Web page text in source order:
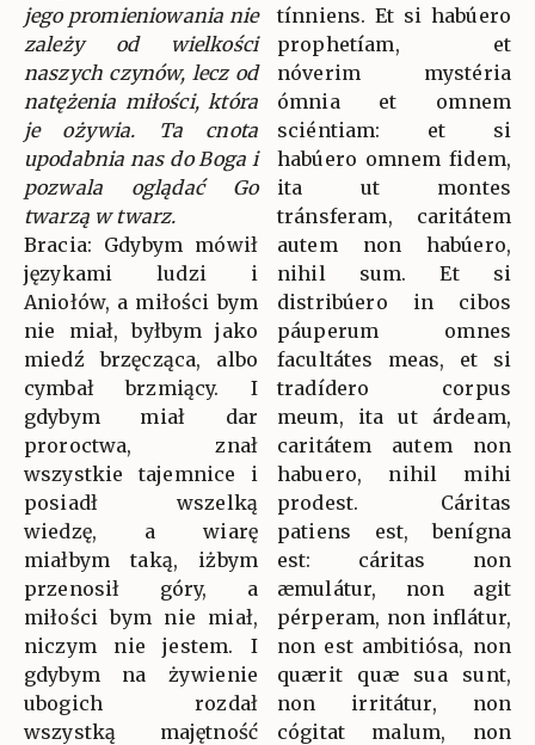
jego promieniowania nie
zależy od wielkości
naszych czynów, lecz od
natężenia miłości, która
je ożywia. Ta cnota
upodabnia nas do Boga i
pozwala oglądać Go
twarzą w twarz.
Bracia: Gdybym mówił
językami ludzi i
Aniołów, a miłości bym
nie miał, byłbym jako
miedź brzęcząca, albo
cymbał brzmiący. I
gdybym miał dar
proroctwa, znał
wszystkie tajemnice i
posiadł wszelką
wiedzę, a wiarę
miałbym taką, iżbym
przenosił góry, a
miłości bym nie miał,
niczym nie jestem. I
gdybym na żywienie
ubogich rozdał
wszystką majętność
tínniens. Et si habúero
prophetíam, et
nóverim mystéria
ómnia et omnem
sciéntiam: et si
habúero omnem fidem,
ita ut montes
tránsferam, caritátem
autem non habúero,
nihil sum. Et si
distribúero in cibos
páuperum omnes
facultátes meas, et si
tradídero corpus
meum, ita ut árdeam,
caritátem autem non
habuero, nihil mihi
prodest. Cáritas
patiens est, benígna
est: cáritas non
æmulátur, non agit
pérperam, non inflátur,
non est ambitiósa, non
quærit quæ sua sunt,
non irritátur, non
cógitat malum, non